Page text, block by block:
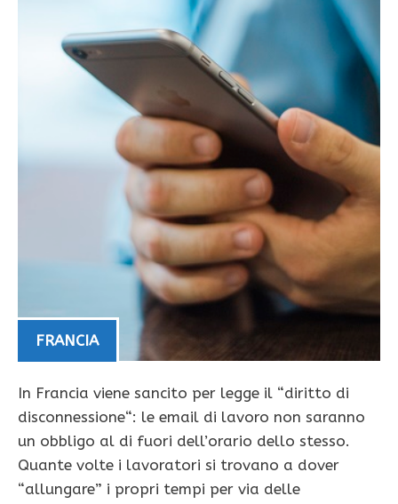
FRANCIA
In Francia viene sancito per legge il “diritto di
disconnessione“: le email di lavoro non saranno
un obbligo al di fuori dell’orario dello stesso.
Quante volte i lavoratori si trovano a dover
“allungare” i propri tempi per via delle